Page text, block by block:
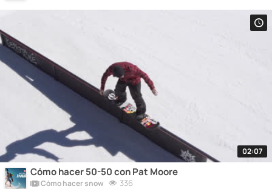
02:07
Cómo hacer 50-50 con Pat Moore
Cómo hacer snow 336